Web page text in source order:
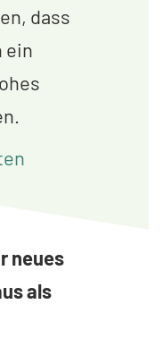
dass
ein
neues
als